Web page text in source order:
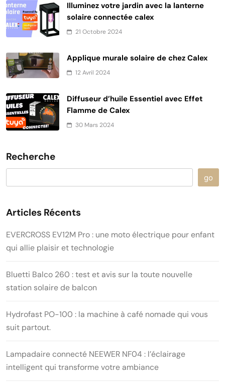
Illuminez votre jardin avec la lanterne
solaire connectée calex
21 Octobre 2024
Applique murale solaire de chez Calex
12 Avril 2024
Diffuseur d’huile Essentiel avec Effet
Flamme de Calex
30 Mars 2024
Recherche
go
Articles Récents
EVERCROSS EV12M Pro : une moto électrique pour enfant
qui allie plaisir et technologie
Bluetti Balco 260 : test et avis sur la toute nouvelle
station solaire de balcon
Hydrofast PO-100 : la machine à café nomade qui vous
suit partout.
Lampadaire connecté NEEWER NF04 : l’éclairage
intelligent qui transforme votre ambiance